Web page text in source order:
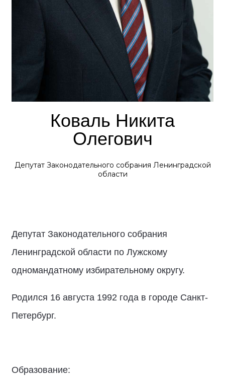
Коваль Никита
Олегович
Депутат Законодательного собрания Ленинградской
области
Депутат Законодательного собрания
Ленинградской области по Лужскому
одномандатному избирательному округу.
Родился 16 августа 1992 года в городе Санкт-
Петербург.
Образование: